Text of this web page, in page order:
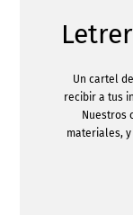
Un cartel
recibir a tus
Nuestros
materiales,